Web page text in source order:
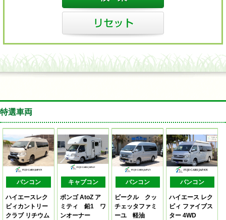
特選車両
バンコン
ハイエースレク
ビィカントリー
クラブ リチウム
キャブコン
ボンゴ AtoZ ア
ミティ 鉛1 ワ
ンオーナー
バンコン
ビークル クッ
チェッタファミ
ーユ 軽油
バンコン
ハイエース レク
ビィ ファイブス
ター 4WD